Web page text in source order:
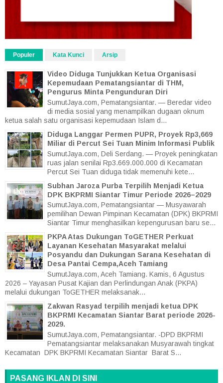
Populer Kata Kunci Arsip
Video Diduga Tunjukkan Ketua Organisasi
Kepemudaan Pematangsiantar di THM,
Pengurus Minta Pengunduran Diri
SumutJaya.com, Pematangsiantar. — Beredar video
di media sosial yang menampilkan dugaan oknum
ketua salah satu organisasi kepemudaan Islam d...
Diduga Langgar Permen PUPR, Proyek Rp3,669
Miliar di Percut Sei Tuan Minim Informasi Publik
SumutJaya.com, Deli Serdang. — Proyek peningkatan
ruas jalan senilai Rp3.669.000.000 di Kecamatan
Percut Sei Tuan diduga tidak memenuhi kete...
Subhan Jaroza Purba Terpilih Menjadi Ketua
DPK BKPRMI Siantar Timur Periode 2026–2029
SumutJaya.com, Pematangsiantar — Musyawarah
pemilihan Dewan Pimpinan Kecamatan (DPK) BKPRMI
Siantar Timur menghasilkan kepengurusan baru se...
PKPA Atas Dukungan ToGETHER Perkuat
Layanan Kesehatan Masyarakat melalui
Posyandu dan Dukungan Sarana Kesehatan di
Desa Pantai Cempa,Aceh Tamiang
SumutJaya.com, Aceh Tamiang. Kamis, 6 Agustus
2026 – Yayasan Pusat Kajian dan Perlindungan Anak (PKPA)
melalui dukungan ToGETHER melaksanak...
Zakwan Rasyad terpilih menjadi ketua DPK
BKPRMI Kecamatan Siantar Barat periode 2026-
2029.
SumutJaya.com, Pematangsiantar. -DPD BKPRMI
Pematangsiantar melaksanakan Musyarawah tingkat
Kecamatan DPK BKPRMI Kecamatan Siantar Barat S...
PASANG IKLAN DI SINI